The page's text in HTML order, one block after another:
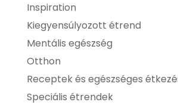
Inspiration
Kiegyensúlyozott étrend
Mentális egészség
Otthon
Receptek és egészséges
Speciális étrendek